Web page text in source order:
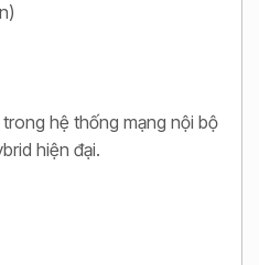
hệ thống mạng nội bộ
hiện đại.